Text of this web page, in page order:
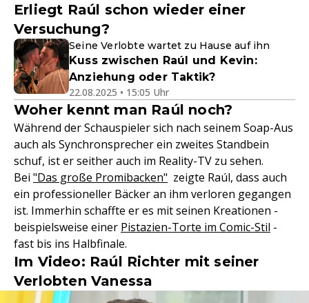
Erliegt Raúl schon wieder einer
Versuchung?
Seine Verlobte wartet zu Hause auf ihn
Kuss zwischen Raúl und Kevin:
Anziehung oder Taktik?
22.08.2025 • 15:05 Uhr
Woher kennt man Raúl noch?
Während der Schauspieler sich nach seinem Soap-Aus
auch als Synchronsprecher ein zweites Standbein
schuf, ist er seither auch im Reality-TV zu sehen.
Bei "Das große Promibacken" zeigte Raúl, dass auch
ein professioneller Bäcker an ihm verloren gegangen
ist. Immerhin schaffte er es mit seinen Kreationen -
beispielsweise einer Pistazien-Torte im Comic-Stil -
fast bis ins Halbfinale.
Im Video: Raúl Richter mit seiner
Verlobten Vanessa